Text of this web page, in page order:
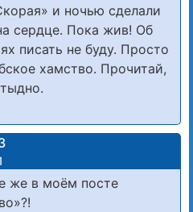
и ночью сделали
сердце. Пока жив! Об
писать не буду. Просто
хамство. Прочитай,
же в моём посте